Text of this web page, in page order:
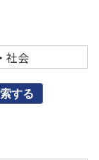
社会
する